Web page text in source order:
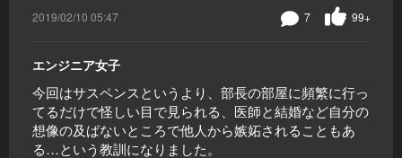
2019/02/10 05:47 99+
7
エンジニア女子
今回はサスペンスというより、部長の部屋に頻繁に行っ
てるだけで怪しい目で見られる、医師と結婚など自分の
想像の及ばないところで他人から嫉妬されることもあ
る…という教訓になりました。